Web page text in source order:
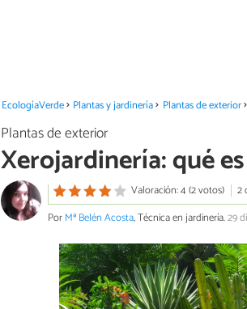
EcologíaVerde Plantas y jardinería Plantas de exterior
Plantas de exterior
Xerojardinería: qué
Valoración: 4 (2 votos)
2
PorMª Belén Acosta, Técnica en jardinería.29